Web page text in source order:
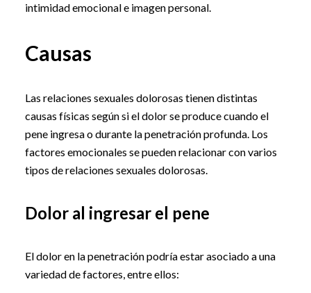
intimidad emocional e imagen personal.
Causas
Las relaciones sexuales dolorosas tienen distintas
causas físicas según si el dolor se produce cuando el
pene ingresa o durante la penetración profunda. Los
factores emocionales se pueden relacionar con varios
tipos de relaciones sexuales dolorosas.
Dolor al ingresar el pene
El dolor en la penetración podría estar asociado a una
variedad de factores, entre ellos: